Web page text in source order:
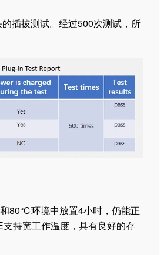
插拔测试。经过500次测试，所
80℃环境中放置4小时，仍能正
持宽工作温度，具有良好的存